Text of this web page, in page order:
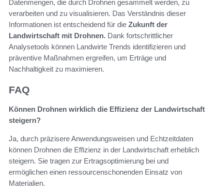
Datenmengen, die durch Drohnen gesammelt werden, zu
verarbeiten und zu visualisieren. Das Verständnis dieser
Informationen ist entscheidend für die Zukunft der
Landwirtschaft mit Drohnen. Dank fortschrittlicher
Analysetools können Landwirte Trends identifizieren und
präventive Maßnahmen ergreifen, um Erträge und
Nachhaltigkeit zu maximieren.
FAQ
Können Drohnen wirklich die Effizienz der Landwirtschaft
steigern?
Ja, durch präzisere Anwendungsweisen und Echtzeitdaten
können Drohnen die Effizienz in der Landwirtschaft erheblich
steigern. Sie tragen zur Ertragsoptimierung bei und
ermöglichen einen ressourcenschonenden Einsatz von
Materialien.